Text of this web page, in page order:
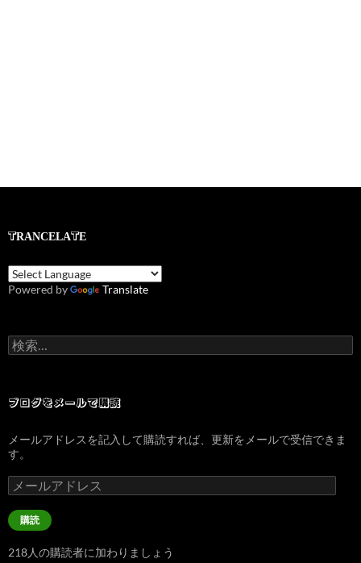
TRANCELATE
Powered by Translate
検
索:
ブログをメールで購読
メールアドレスを記入して購読すれば、更新をメールで受信できま
す。
メ
ー
ル
ア
レ
購読
218人の購読者に加わりましょう